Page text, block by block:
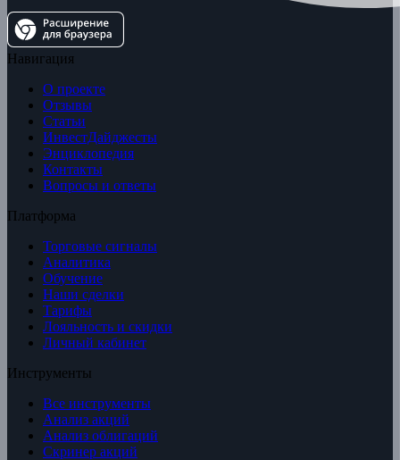
Навигация
О проекте
Отзывы
Статьи
ИнвестДайджесты
Энциклопедия
Контакты
Вопросы и ответы
Платформа
Торговые сигналы
Аналитика
Обучение
Наши сделки
Тарифы
Лояльность и скидки
Личный кабинет
Инструменты
Все инструменты
Анализ акций
Анализ облигаций
Скринер акций